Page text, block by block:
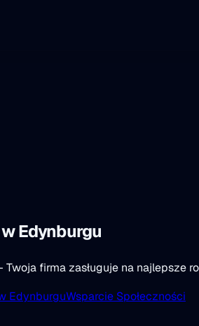
w Edynburgu
Twoja firma zasługuje na najlepsze
EdynburguWsparcie Społeczności